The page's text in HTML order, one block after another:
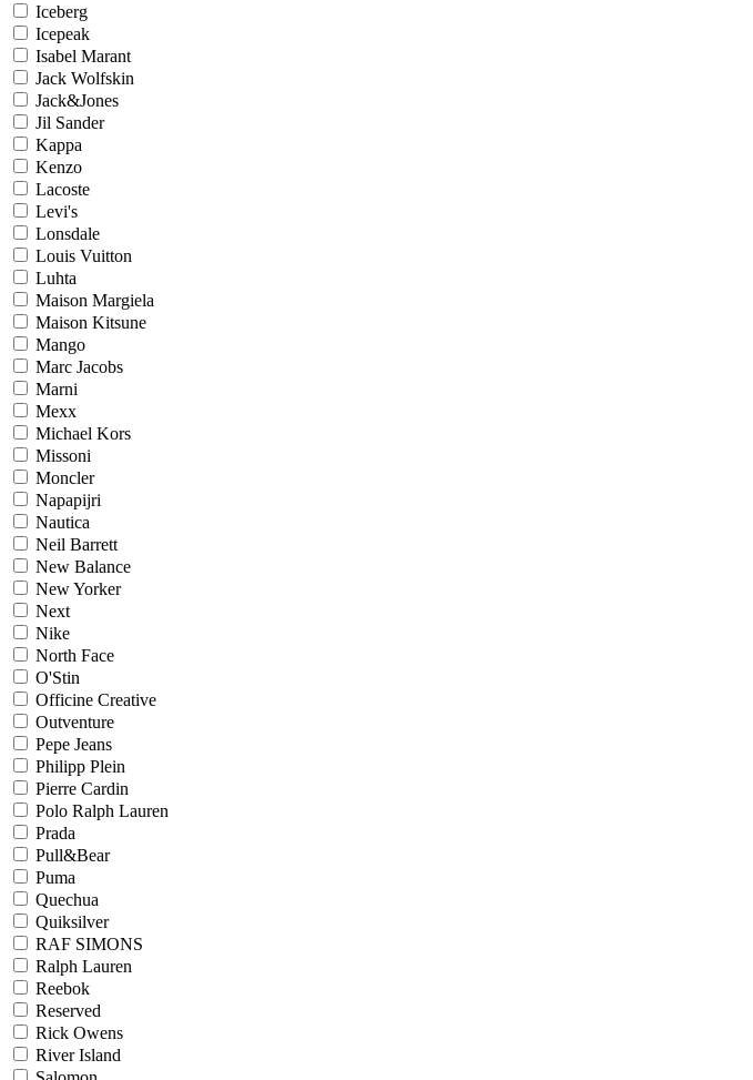
Iceberg
Icepeak
Isabel Marant
Jack Wolfskin
Jack&Jones
Jil Sander
Kappa
Kenzo
Lacoste
Levi's
Lonsdale
Louis Vuitton
Luhta
Maison Margiela
Maison Kitsune
Mango
Marc Jacobs
Marni
Mexx
Michael Kors
Missoni
Moncler
Napapijri
Nautica
Neil Barrett
New Balance
New Yorker
Next
Nike
North Face
O'Stin
Officine Creative
Outventure
Pepe Jeans
Philipp Plein
Pierre Cardin
Polo Ralph Lauren
Prada
Pull&Bear
Puma
Quechua
Quiksilver
RAF SIMONS
Ralph Lauren
Reebok
Reserved
Rick Owens
River Island